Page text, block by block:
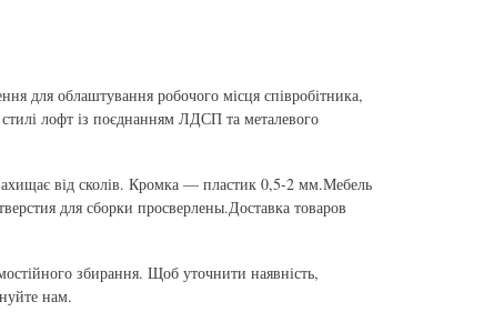
для облаштування робочого місця співробітника,
лофт із поєднанням ЛДСП та металевого
від сколів. Кромка — пластик 0,5-2 мм.Мебель
для сборки просверлены.Доставка товаров
збирання. Щоб уточнити наявність,
нам.